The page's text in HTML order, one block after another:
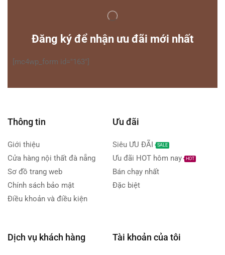
Đăng ký để nhận ưu đãi mới nhất
[mc4wp_form id="163"]
Thông tin
Giới thiệu
Cửa hàng nội thất đà nẵng
Sơ đồ trang web
Chính sách bảo mật
Điều khoản và điều kiện
Ưu đãi
Siêu ƯU ĐÃI SALE
Ưu đãi HOT hôm nay HOT
Bán chạy nhất
Đặc biệt
Dịch vụ khách hàng Tài khoản của tôi